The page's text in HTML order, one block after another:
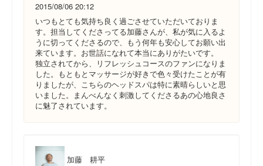
2015/08/06 20:12
いつもとても気持ち良く過ごさせていただいておりま
す。担当してくださってる加藤さんが、私が気に入るよ
うに切ってくださるので、もう何年も安心してお願い出
来ています。お世話になれて本当にありがたいです。
独立されてから、リフレッシュコースのファンになりま
した。もともとマッサージが好きで色々受けたことが有
りましたが、こちらのヘッドスパは特に素晴らしいと思
いました。まんべんなく刺激してくださるあの心地良さ
に魅了されています。
加藤 耕平